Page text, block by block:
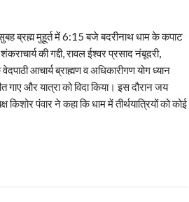
ब्रह्म मुहूर्त में 6:15 बजे बदरीनाथ धाम के कपाट
की गद्दी, रावल ईश्वर प्रसाद नंबूदरी,
आचार्य ब्राह्मण व अधिकारीगण योग ध्यान
गाए और यात्रा को विदा किया। इस दौरान जय
पंवार ने कहा कि धाम में तीर्थयात्रियों को कोई